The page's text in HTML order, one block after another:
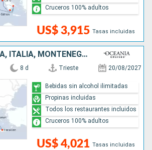
US$ 3,915 Tasas incluidas
Cruceros 100% adultos
CROACIA, GRECIA, ITALIA, MONTENEGRO
8 d Trieste 20/08/2027
US$ 4,021 Tasas incluidas
Bebidas sin alcohol ilimitadas
Propinas incluidas
Todos los restaurantes incluidos
Cruceros 100% adultos